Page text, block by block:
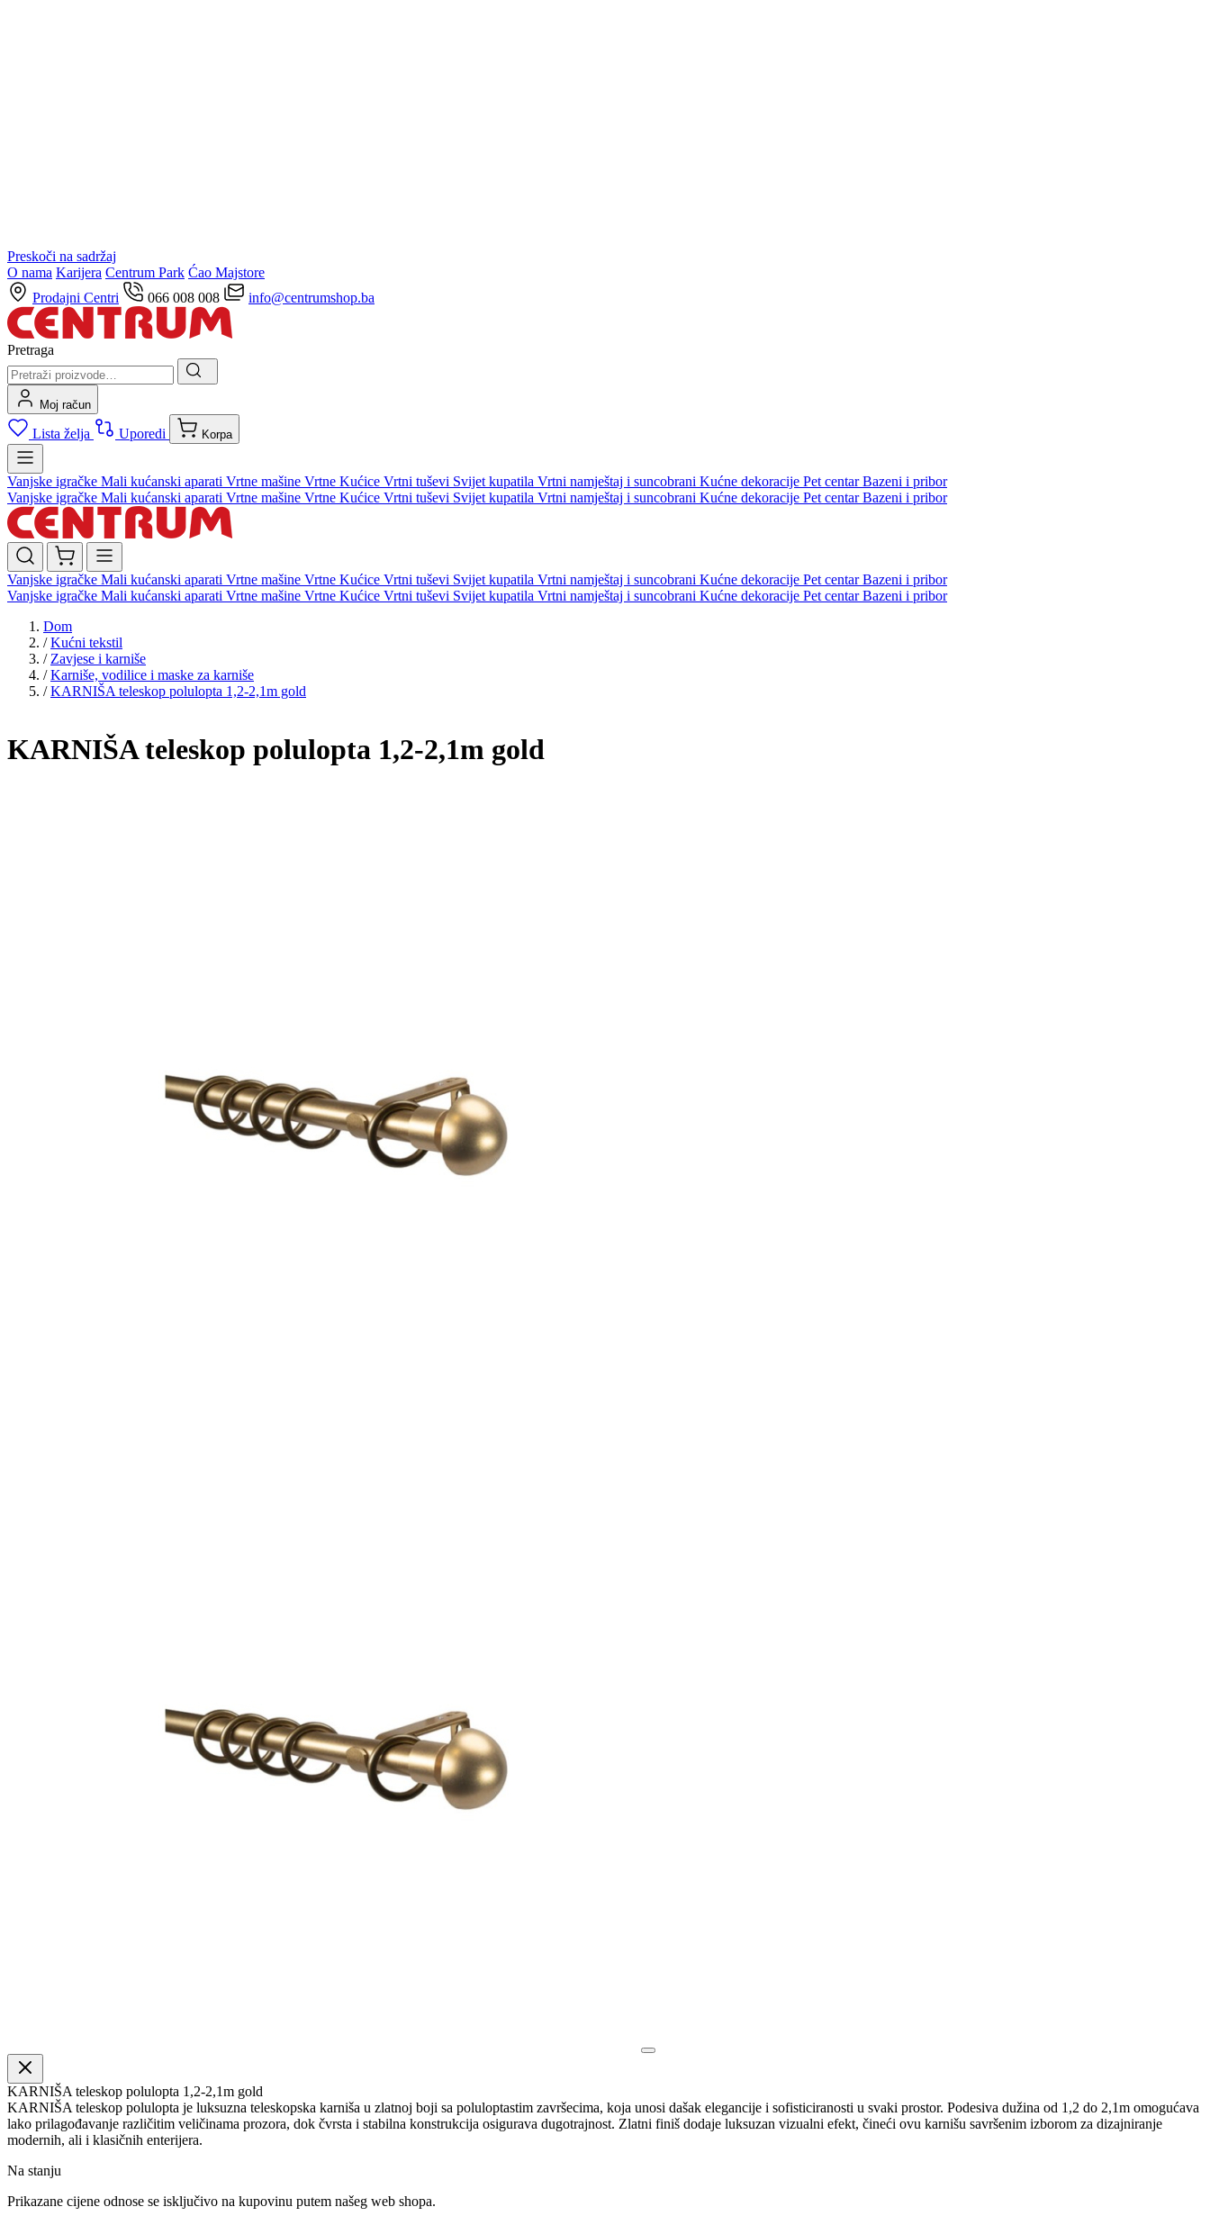
Preskoči na sadržaj
O nama Karijera Centrum Park Ćao Majstore
Prodajni Centri
066 008 008 info@centrumshop.ba
Pretraga
Moj račun
Lista želja Uporedi Korpa
Vanjske igračke Mali kućanski aparati Vrtne mašine Vrtne Kućice Vrtni tuševi Svijet kupatila Vrtni namještaj i suncobrani Kućne dekoracije Pet centarBazeni i pribor
Vanjske igračke Mali kućanski aparati Vrtne mašine Vrtne Kućice Vrtni tuševi Svijet kupatila Vrtni namještaj i suncobrani Kućne dekoracije Pet centarBazeni i pribor
Vanjske igračke Mali kućanski aparati Vrtne mašine Vrtne Kućice Vrtni tuševi Svijet kupatila Vrtni namještaj i suncobrani Kućne dekoracije Pet centarBazeni i pribor
Vanjske igračke Mali kućanski aparati Vrtne mašine Vrtne Kućice Vrtni tuševi Svijet kupatila Vrtni namještaj i suncobrani Kućne dekoracije Pet centarBazeni i pribor
Dom
/ Kućni tekstil
/ Zavjese i karniše
/ Karniše, vodilice i maske za karniše
/ KARNIŠA teleskop polulopta 1,2-2,1m gold
KARNIŠA teleskop polulopta 1,2-2,1m gold
KARNIŠA teleskop polulopta 1,2-2,1m gold
KARNIŠA teleskop polulopta je luksuzna teleskopska karniša u zlatnoj boji sa poluloptastim završecima, koja unosi dašak elegancije i sofisticiranosti u svaki prostor. Podesiva dužina od 1,2 do 2,1m omogućava
lako prilagođavanje različitim veličinama prozora, dok čvrsta i stabilna konstrukcija osigurava dugotrajnost. Zlatni finiš dodaje luksuzan vizualni efekt, čineći ovu karnišu savršenim izborom za dizajniranje
modernih, ali i klasičnih enterijera.
Na stanju
Prikazane cijene odnose se isključivo na kupovinu putem našeg web shopa.